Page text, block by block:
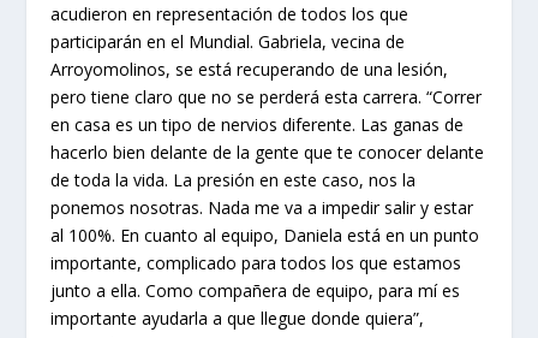
acudieron en representación de todos los que
participarán en el Mundial. Gabriela, vecina de
Arroyomolinos, se está recuperando de una lesión,
pero tiene claro que no se perderá esta carrera. “Correr
en casa es un tipo de nervios diferente. Las ganas de
hacerlo bien delante de la gente que te conocer delante
de toda la vida. La presión en este caso, nos la
ponemos nosotras. Nada me va a impedir salir y estar
al 100%. En cuanto al equipo, Daniela está en un punto
importante, complicado para todos los que estamos
junto a ella. Como compañera de equipo, para mí es
importante ayudarla a que llegue donde quiera”,